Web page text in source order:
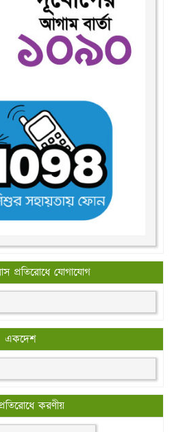
প্রতিরোধে যোগাযোগ
একদেশ
করণীয়